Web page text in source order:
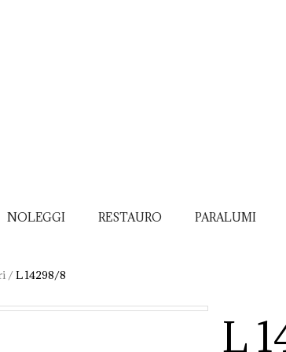
NOLEGGI RESTAURO PARALUMI
/L 14298/8
L